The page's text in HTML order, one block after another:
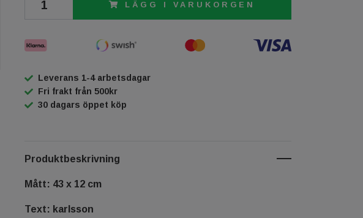
LÄGG I VARUKORGEN
Leverans 1-4 arbetsdagar
Fri frakt från 500kr
30 dagars öppet köp
Produktbeskrivning
Mått: 43 x 12 cm
Text: karlsson